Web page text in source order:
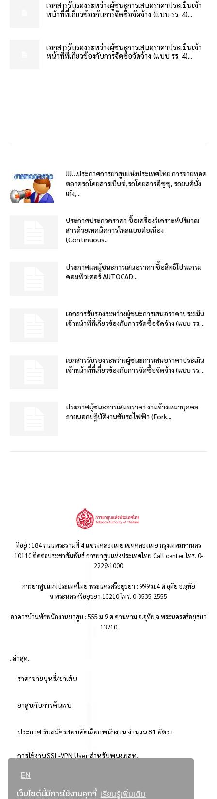
EN
เว็บไซต์นี้มีการใช้งานคุกกี้ เรียนรู้เพิ่มเติม
เอกสารรับรองระหว่างผู้ชนะการเสนอราคาประเมินเจ้า
หน้าที่ที่เกี่ยวข้องกับการจัดซื้อจัดจ้าง (แบบ รร. 4)...
เอกสารรับรองระหว่างผู้ชนะการเสนอราคาประเมินเจ้า
หน้าที่ที่เกี่ยวข้องกับการจัดซื้อจัดจ้าง (แบบ รร. 4)...
!!!…ประกาศการยาสูบแห่งประเทศไทย การขายทอด
ตลาดรถโดยสารเบ็นซ์,รถโดยสารอีซูซุ, รถยนต์นั่ง
เก๋ง,...
ประกาศประกวดราคา ซื้อเครื่องวิเคราะห์ปริมาณ
สารด้วยเทคนิคการไหลแบบต่อเนื่อง
(Continuous...
ประกาศผลผู้ชนะการเสนอราคา ซื้อสิทธิโปรแกรม
คอมพิวเตอร์ AUTOCAD...
เอกสารรับรองระหว่างผู้ชนะการเสนอราคาประเมิน
เจ้าหน้าที่ที่เกี่ยวข้องกับการจัดซื้อจัดจ้าง (แบบ รร....
เอกสารรับรองระหว่างผู้ชนะการเสนอราคาประเมิน
เจ้าหน้าที่ที่เกี่ยวข้องกับการจัดซื้อจัดจ้าง (แบบ รร....
ประกาศผู้ชนะการเสนอราคา งานจ้างเหมาบุคคล
ภายนอกปฏิบัติงานขับรถไฟฟ้า (Fork...
ที่อยู่ : 184 ถนนพระรามที่ 4 แขวงคลองเตย เขตคลองเตย กรุงเทพมหานคร
10110 ติดต่อประชาสัมพันธ์ การยาสูบแห่งประเทศไทย Call center โทร. 0-
2229-1000
การยาสูบแห่งประเทศไทย พระนครศรีอยุธยา : 999 ม.4 ต.อุทัย อ.อุทัย
จ.พระนครศรีอยุธยา 13210 โทร. 0-3535-2555
อาคารบ้านพักพนักงานยาสูบ : 555 ม.9 ต.คานหาม อ.อุทัย จ.พระนครศรีอยุธยา
13210
..ล่าสุด..
ราคาขายบุหรี่/ยาเส้น
ยาสูบกับการค้นพบ
ประกาศ รับสมัครสอบคัดเลือกพนักงาน จำนวน 81 อัตรา
การใช้งาน SSL-VPN User สำหรับพนง.ยสท.
..ยอดนิยม..